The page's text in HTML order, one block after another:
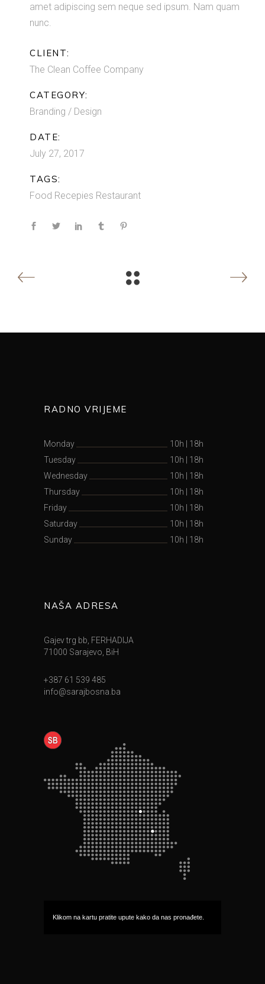
amet adipiscing sem neque sed ipsum. Nam quam
nunc.
CLIENT:
The Clean Coffee Company
CATEGORY:
Branding / Design
DATE:
July 27, 2017
TAGS:
Food Recepies Restaurant
RADNO VRIJEME
Monday 10h
18h
Tuesday
10h
18h
Wednesday
10h
18h
Thursday
10h
18h
Friday
10h
18h
Saturday
10h
18h
Sunday
10h 18h
NAŠA ADRESA
Gajev trg bb, FERHADIJA
71000 Sarajevo, BiH
+387 61 539 485
info@sarajbosna.ba
Klikom na kartu pratite upute kako da nas pronađete.